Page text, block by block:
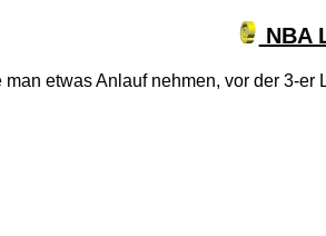
NBA
etwas Anlauf nehmen, vor der 3-